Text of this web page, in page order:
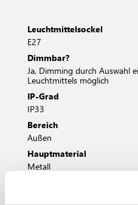
Leuchtmittelsockel
E27
Dimmbar?
Ja, Dimming durch Auswahl
Leuchtmittels möglich
IP-Grad
IP33
Bereich
Außen
Hauptmaterial
Metall